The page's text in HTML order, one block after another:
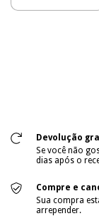
Devolução
Se você não
dias após o
Compre e
Sua compra
arrepender.